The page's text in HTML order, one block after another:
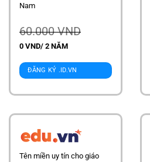
Nam
60.000 VND
0 VND/ 2 NĂM
ĐĂNG KÝ .ID.VN
Tên miền uy tín cho giáo